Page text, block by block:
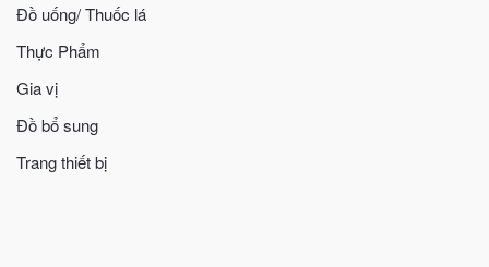
Đồ uống/ Thuốc lá
Thực Phẩm
Gia vị
Đồ bổ sung
Trang thiết bị